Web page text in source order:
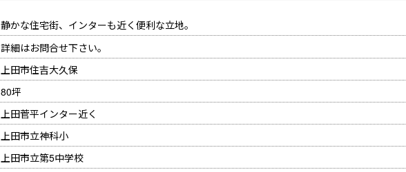
静かな住宅街、インターも近く便利な立地。
詳細はお問合せ下さい。
上田市住吉大久保
80坪
上田菅平インター近く
上田市立神科小
上田市立第5中学校